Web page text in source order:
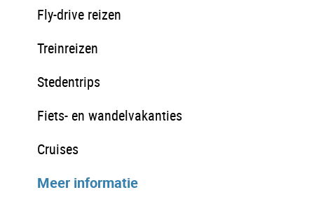
Fly-drive reizen
Treinreizen
Stedentrips
Fiets- en wandelvakanties
Cruises
Meer informatie